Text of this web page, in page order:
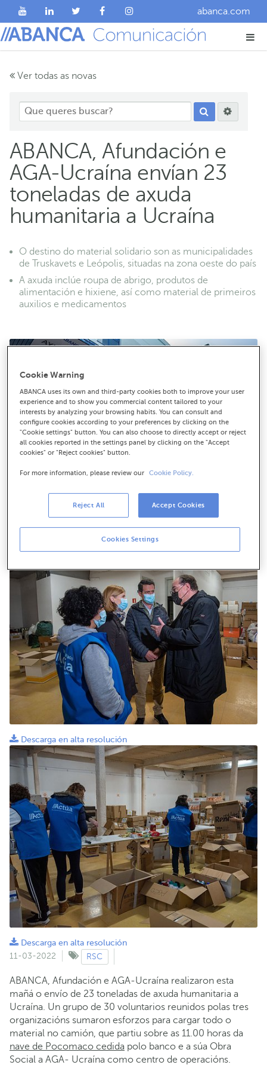
abanca.com
Ver todas as novas
ABANCA, Afundación e
AGA-Ucraína envían 23
toneladas de axuda
humanitaria a Ucraína
O destino do material solidario son as municipalidades
de Truskavets e Leópolis, situadas na zona oeste do país
A axuda inclúe roupa de abrigo, produtos de
alimentación e hixiene, así como material de primeiros
auxilios e medicamentos
Descarga en alta resolución
Descarga en alta resolución
Descarga en alta resolución
11-03-2022
RSC
ABANCA, Afundación e AGA-Ucraína realizaron esta
mañá o envío de 23 toneladas de axuda humanitaria a
Ucraína. Un grupo de 30 voluntarios reunidos polas tres
organizacións sumaron esforzos para cargar todo o
material no camión, que partiu sobre as 11.00 horas da
nave de Pocomaco cedida polo banco e a súa Obra
Social a AGA- Ucraína como centro de operacións.
Cookie Warning
ABANCA uses its own and third-party cookies both to improve your user
experience and to show you commercial content tailored to your
interests by analyzing your browsing habits. You can consult and
configure cookies according to your preferences by clicking on the
"Cookie settings" button. You can also choose to directly accept or reject
all cookies reported in the settings panel by clicking on the "Accept
cookies" or "Reject cookies" button.
For more information, please review our Cookie Policy.
Cookies Settings
Reject All Accept Cookies